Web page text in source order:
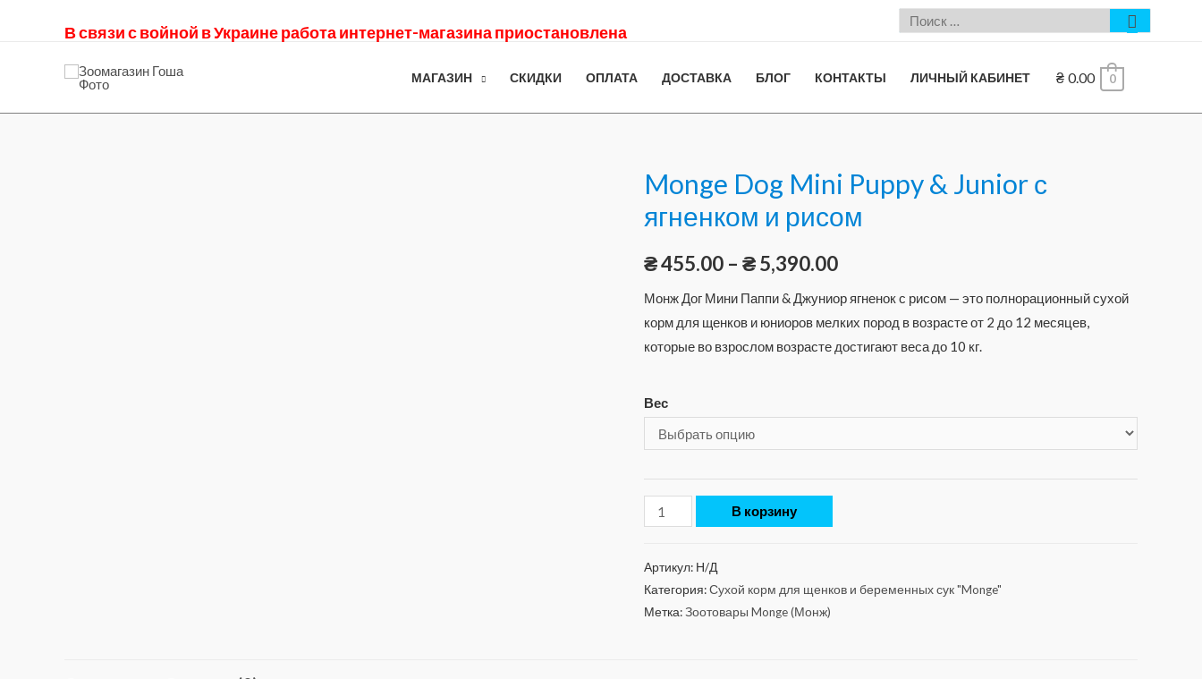
В связи с войной в Украине работа интернет-магазина приостановлена
МАГАЗИН СКИДКИ ОПЛАТА ДОСТАВКА БЛОГ КОНТАКТЫ ЛИЧНЫЙ КАБИНЕТ ₴ 0.00 0
Monge Dog Mini Puppy & Junior с
ягненком и рисом
₴455.00 – ₴5,390.00
Монж Дог Мини Паппи & Джуниор ягненок с рисом — это полнорационный сухой
корм для щенков и юниоров мелких пород в возрасте от 2 до 12 месяцев,
которые во взрослом возрасте достигают веса до 10 кг.
Вес
В корзину
Артикул: Н/Д
Категория:Сухой корм для щенков и беременных сук "Monge"
Метка:Зоотовары Monge (Монж)